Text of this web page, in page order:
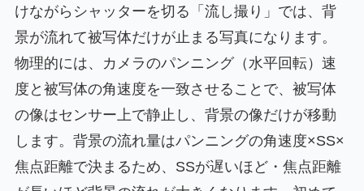
けながらシャッターを切る「流し撮り」では、背
景が流れて被写体だけが止まる写真になります。
物理的には、カメラのパンニング（水平回転）速
度と被写体の角速度を一致させることで、被写体
の像はセンサー上で静止し、背景の像だけが移動
します。背景の流れ量はパンニングの角速度×SS×
焦点距離で決まるため、SSが遅いほど・焦点距離